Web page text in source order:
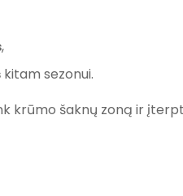
,
kitam sezonui.
krūmo šaknų zoną ir